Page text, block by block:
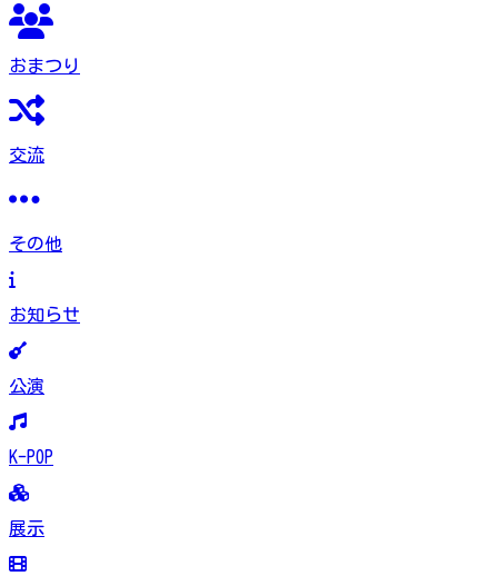
おまつり
交流
その他
お知らせ
公演
K-POP
展示